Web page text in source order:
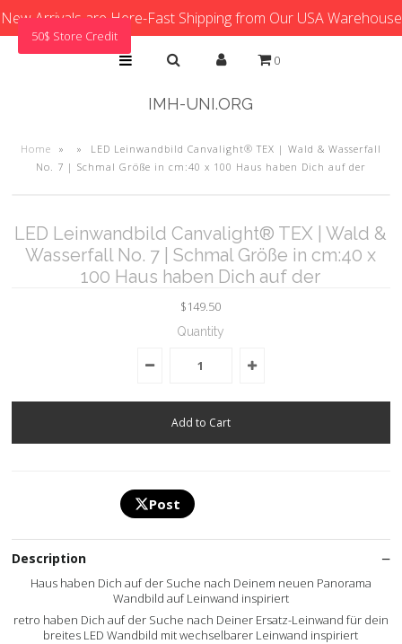
New Arrivals are Here-Fast Shipping from Our USA Warehouse
0
IMH-UNI.ORG
Home » »
LED Leinwandbild Canvalight® TEX | Wald & Wasserfall
No. 7 | Schmal Größe in cm:40 x 100 Haus haben Dich auf der
LED Leinwandbild Canvalight® TEX | Wald &
Wasserfall No. 7 | Schmal Größe in cm:40 x
100 Haus haben Dich auf der
$149.50
Quantity
Post
Description
Haus haben Dich auf der Suche nach Deinem neuen Panorama
Wandbild auf Leinwand inspiriert
retro haben Dich auf der Suche nach Deiner Ersatz-Leinwand für dein
breites LED Wandbild mit wechselbarer Leinwand inspiriert
50$ Store Credit